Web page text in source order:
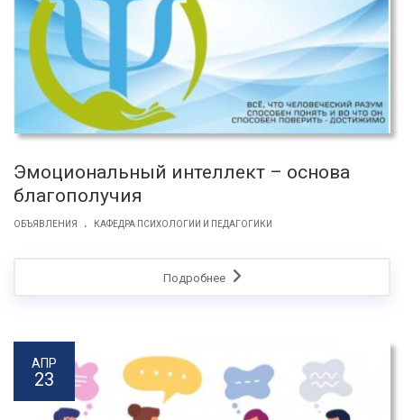
Эмоциональный интеллект – основа
благополучия
ОБЪЯВЛЕНИЯ . КАФЕДРА ПСИХОЛОГИИ И ПЕДАГОГИКИ
Подробнее
АПР
23